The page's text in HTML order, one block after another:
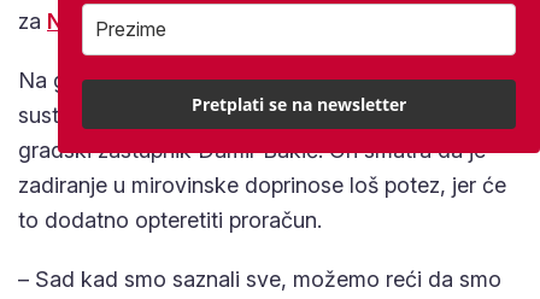
za N1
Na gubitak od 329 milijuna eura u mirovinskom
sustavu osvrnuo se i matematičar te zagrebački
gradski zastupnik Damir Bakić. On smatra da je
zadiranje u mirovinske doprinose loš potez, jer će
to dodatno opteretiti proračun.
– Sad kad smo saznali sve, možemo reći da smo
Pretplati se na newsletter